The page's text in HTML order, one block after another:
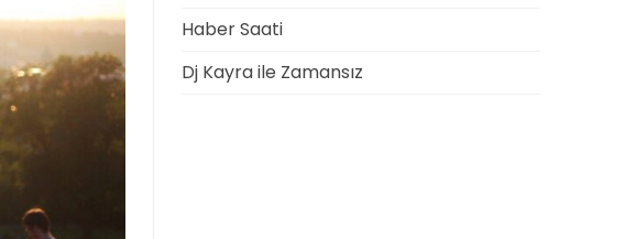
Haber Saati
Dj Kayra ile Zamansız